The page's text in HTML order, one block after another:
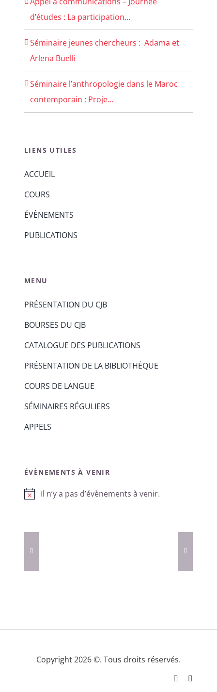
d’études : La participation...
Séminaire jeunes chercheurs : Adama et
Arlena Buelli
Séminaire l’anthropologie dans le Maroc
contemporain : Proje...
LIENS UTILES
ACCUEIL
COURS
ÉVÈNEMENTS
PUBLICATIONS
MENU
PRÉSENTATION DU CJB
BOURSES DU CJB
CATALOGUE DES PUBLICATIONS
PRÉSENTATION DE LA BIBLIOTHÈQUE
COURS DE LANGUE
SÉMINAIRES RÉGULIERS
APPELS
ÉVÈNEMENTS À VENIR
Notice
Il n’y a pas d’évènements à venir.
Copyright 2026 ©. Tous droits réservés.